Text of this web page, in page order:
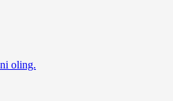
oling.